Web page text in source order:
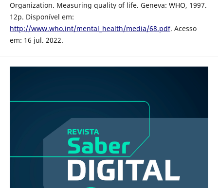
Organization. Measuring quality of life. Geneva: WHO, 1997.
12p. Disponível em:
http://www.who.int/mental_health/media/68.pdf. Acesso
em: 16 jul. 2022.